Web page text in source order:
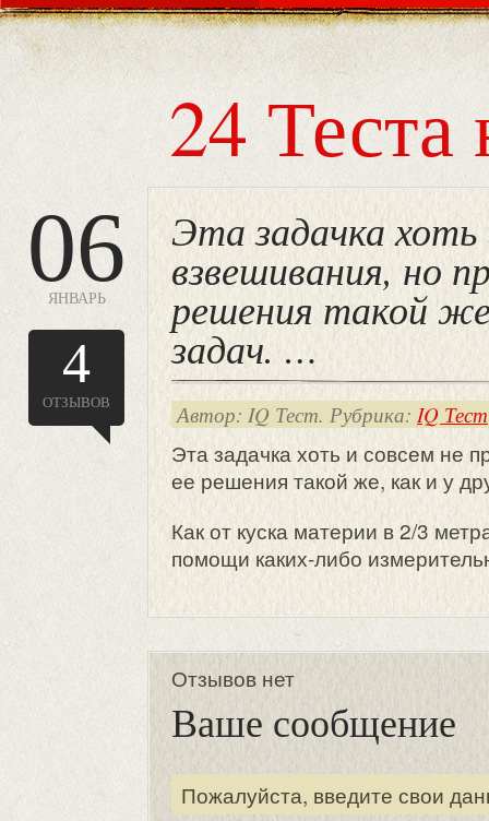
24 Теста
06
ЯНВАРЬ
4
ОТЗЫВОВ
Эта задачка хоть
взвешивания, но
решения такой
задач. …
Автор: IQ Тест. Рубрика: IQ Тест
Эта задачка хоть и совсем не
ее решения такой же, как и у
Как от куска материи в 2/3
помощи каких-либо
Отзывов нет
Ваше сообщение
Пожалуйста, введите свои